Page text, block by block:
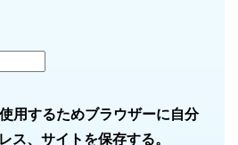
用するためブラウザーに自分
ス、サイトを保存する。